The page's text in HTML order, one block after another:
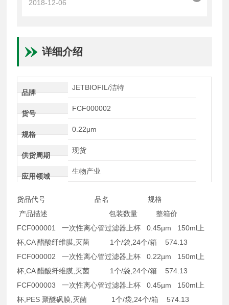
2018-12-06
详细介绍
品牌
JETBIOFIL/洁特
货号
FCF000002
规格
0.22μm
供货周期
现货
应用领域
生物产业
货品代号 品名 规格
产品描述 包装数量 整箱价
FCF000001 一次性离心管过滤器上杯 0.45µm 150ml上
杯,CA 醋酸纤维膜,灭菌 1个/袋,24个/箱 574.13
FCF000002 一次性离心管过滤器上杯 0.22µm 150ml上
杯,CA 醋酸纤维膜,灭菌 1个/袋,24个/箱 574.13
FCF000003 一次性离心管过滤器上杯 0.45µm 150ml上
杯,PES 聚醚砜膜,灭菌 1个/袋,24个/箱 574.13